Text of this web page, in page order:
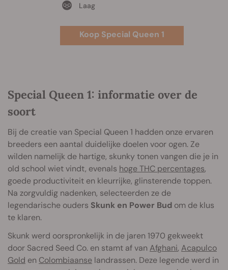
Laag
Koop Special Queen 1
Special Queen 1: informatie over de
soort
Bij de creatie van Special Queen 1 hadden onze ervaren
breeders een aantal duidelijke doelen voor ogen. Ze
wilden namelijk de hartige, skunky tonen vangen die je in
old school wiet vindt, evenals hoge THC percentages,
goede productiviteit en kleurrijke, glinsterende toppen.
Na zorgvuldig nadenken, selecteerden ze de
legendarische ouders Skunk en Power Bud om de klus
te klaren.
Skunk werd oorspronkelijk in de jaren 1970 gekweekt
door Sacred Seed Co. en stamt af van Afghani, Acapulco
Gold en Colombiaanse landrassen. Deze legende werd in